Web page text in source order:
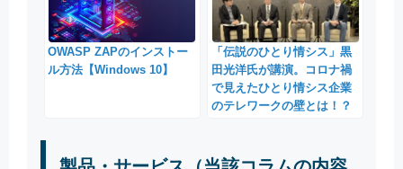
OWASP ZAPのインストー
ル方法【Windows 10】
「伝説のひとり情シス」黒
田光洋氏が講演。コロナ禍
で見えたひとり情シス企業
のテレワークの壁とは！？